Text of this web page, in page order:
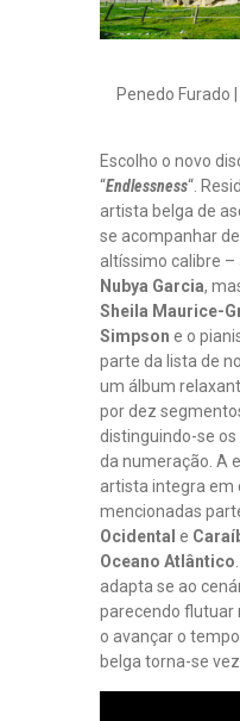
Penedo Furado
Escolho o novo
“Endlessness“.
artista belga de
se acompanhar
altíssimo calibre
Nubya Garcia,
Sheila Maurice-
Simpson e o
parte da lista de
um álbum
por dez
distinguindo-se
da numeração. A
artista integra em
mencionadas
Ocidental e
Oceano Atlântico
adapta se ao
parecendo flutuar
o avançar o
belga torna-se